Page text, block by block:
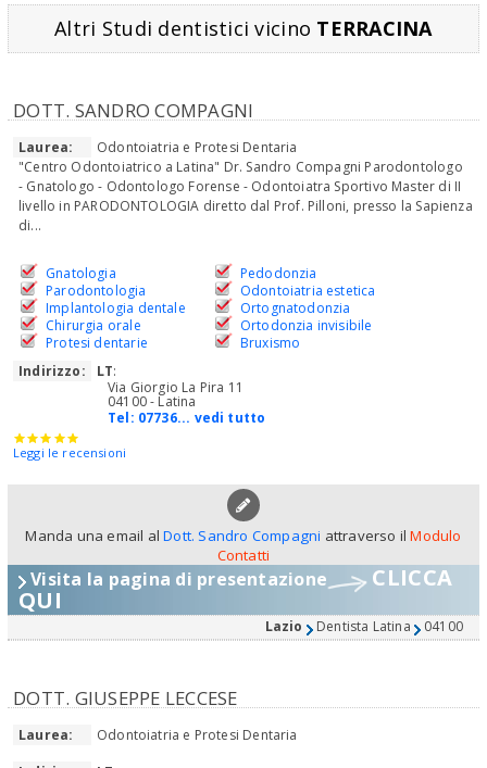
Altri Studi dentistici vicino TERRACINA
DOTT. SANDRO COMPAGNI
Laurea:
Odontoiatria e Protesi Dentaria
"Centro Odontoiatrico a Latina" Dr. Sandro Compagni Parodontologo
- Gnatologo - Odontologo Forense - Odontoiatra Sportivo Master di II
livello in PARODONTOLOGIA diretto dal Prof. Pilloni, presso la Sapienza
di...
Gnatologia
Parodontologia
Implantologia dentale
Chirurgia orale
Protesi dentarie
Pedodonzia
Odontoiatria estetica
Ortognatodonzia
Ortodonzia invisibile
Bruxismo
Indirizzo:
LT:
Via Giorgio La Pira 11
04100 - Latina
Tel: 07736... vedi tutto
Leggi le recensioni
Manda una email alDott. Sandro Compagni attraverso ilModulo
Contatti
Visita la pagina di presentazione CLICCA
QUI
Lazio Dentista Latina 04100
DOTT. GIUSEPPE LECCESE
Laurea:
Odontoiatria e Protesi Dentaria